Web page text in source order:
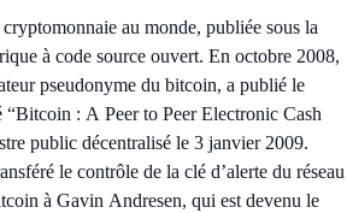
au monde, publiée sous la
à code source ouvert. En octobre 2008,
pseudonyme du bitcoin, a publié le
: A Peer to Peer Electronic Cash
public décentralisé le 3 janvier 2009.
le contrôle de la clé d’alerte du réseau
à Gavin Andresen, qui est devenu le